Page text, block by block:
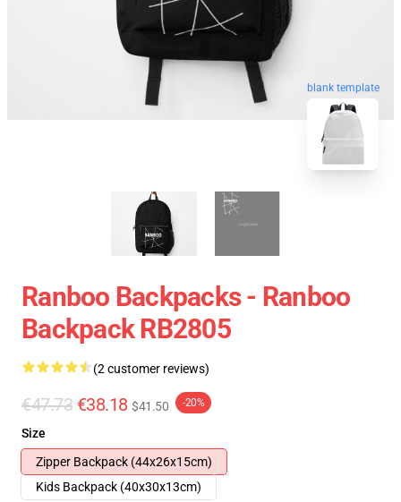
blank template
Ranboo Backpacks - Ranboo
Backpack RB2805
(2 customer reviews)
€47.73 €38.18 $41.50 -20%
Size
Zipper Backpack (44x26x15cm)
Kids Backpack (40x30x13cm)